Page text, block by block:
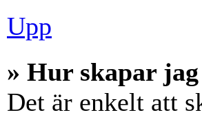
Upp
» Hur skapar
Det är enkelt att